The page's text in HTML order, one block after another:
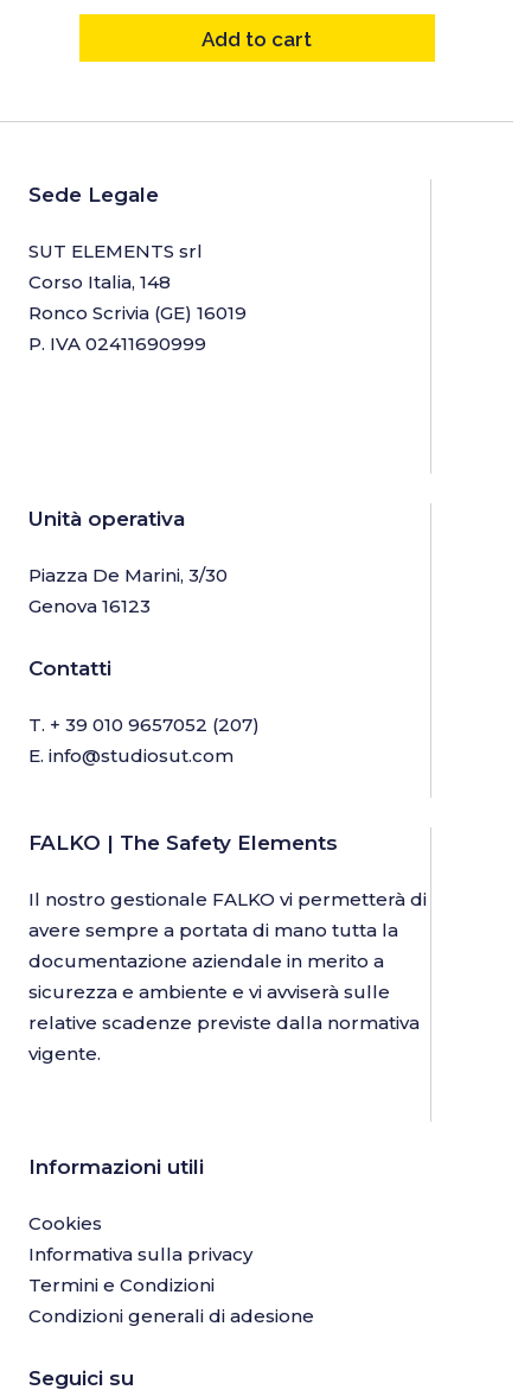
Add to cart
Sede Legale
SUT ELEMENTS srl
Corso Italia, 148
Ronco Scrivia (GE) 16019
P. IVA 02411690999
Unità operativa
Piazza De Marini, 3/30
Genova 16123
Contatti
T. + 39 010 9657052 (207)
E. info@studiosut.com
FALKO | The Safety Elements
Il nostro gestionale FALKO vi permetterà di
avere sempre a portata di mano tutta la
documentazione aziendale in merito a
sicurezza e ambiente e vi avviserà sulle
relative scadenze previste dalla normativa
vigente.
Informazioni utili
Cookies
Informativa sulla privacy
Termini e Condizioni
Condizioni generali di adesione
Seguici su